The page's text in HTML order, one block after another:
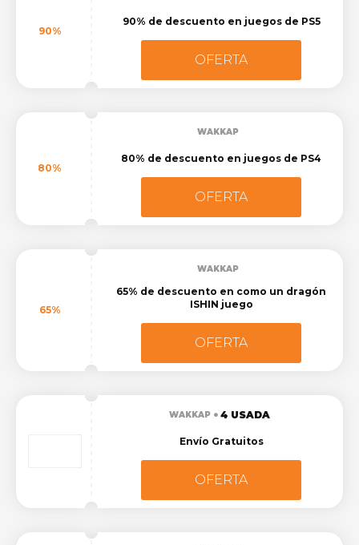
90%
90% de descuento en juegos de PS5
OFERTA
80%
WAKKAP
80% de descuento en juegos de PS4
OFERTA
65%
WAKKAP
65% de descuento en como un dragón
ISHIN juego
OFERTA
WAKKAP 4 USADA
Envío Gratuitos
OFERTA